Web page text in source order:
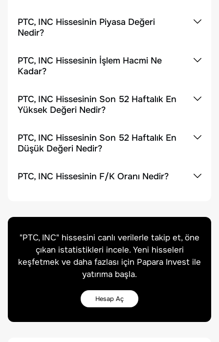
PTC, INC Hissesinin Piyasa Değeri
Nedir?
PTC, INC Hissesinin İşlem Hacmi Ne
Kadar?
PTC, INC Hissesinin Son 52 Haftalık En
Yüksek Değeri Nedir?
PTC, INC Hissesinin Son 52 Haftalık En
Düşük Değeri Nedir?
PTC, INC Hissesinin F/K Oranı Nedir?
"PTC, INC" hissesini canlı verilerle takip et, öne
çıkan istatistikleri incele. Yeni hisseleri
keşfetmek ve daha fazlası için Papara Invest ile
yatırıma başla.
Hesap Aç